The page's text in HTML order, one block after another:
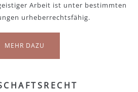
Arbeit ist unter bestimmten
urheberrechtsfähig.
MEHR DAZU